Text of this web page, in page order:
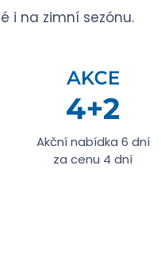
i na zimní sezónu.
Akční nabídka 6 dní
za cenu 4 dní